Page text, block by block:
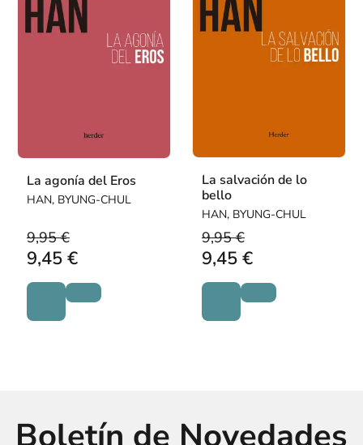
La agonía del Eros
HAN, BYUNG-CHUL
9,95 €
9,45 €
La salvación de lo
bello
HAN, BYUNG-CHUL
9,95 €
9,45 €
Boletín de Novedades